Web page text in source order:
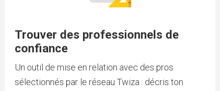
Trouver des professionnels de
confiance
Un outil de mise en relation avec des pros
sélectionnés par le réseau Twiza : décris ton